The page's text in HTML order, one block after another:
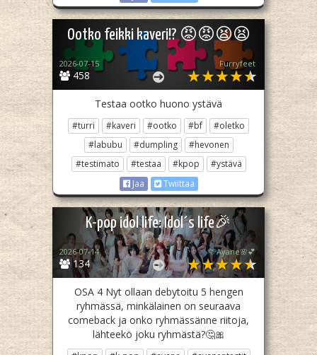
Ootko feikki kaveri!? 😡😡😫😫
458
2026-07-15 Furryfeet
Testaa ootko huono ystävä
#turri #kaveri #ootko #bf
#oletko
#labubu
#dumpling
#hevonen
#testimato
#testaa #kpop
#ystävä
Jaa
Twiittaa
K-pop idol life: Idol´s life🎉
134
2026-07-14 🩷Ayane🌸💕
OSA 4 Nyt ollaan debytoitu 5 hengen
ryhmässä, minkälainen on seuraava
comeback ja onko ryhmässänne riitoja,
lähteekö joku ryhmästä?🤔🎀